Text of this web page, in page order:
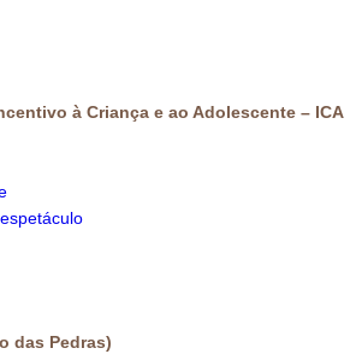
à Criança e ao Adolescente – ICA
das Pedras)